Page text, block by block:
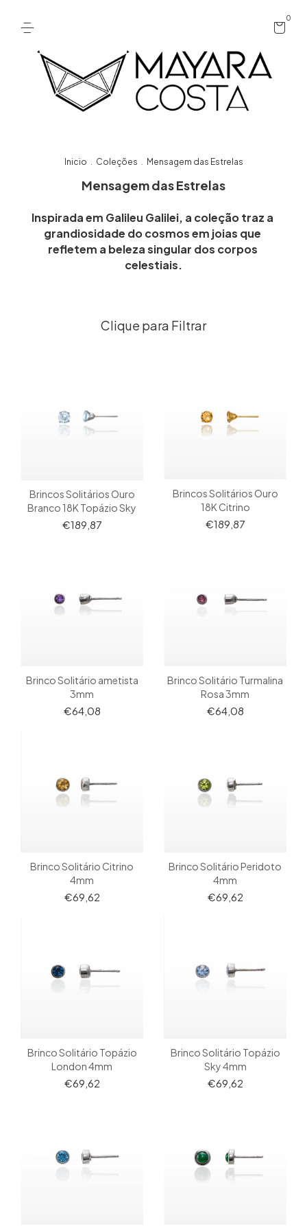
0
Inicio Coleções Mensagem das Estrelas
Mensagem das Estrelas
Filtrar
Brincos Solitários Ouro
Branco 18K Topázio Sky
€189,87
Brincos Solitários Ouro
18K Citrino
€189,87
Brinco Solitário ametista
3mm
€64,08
Brinco Solitário Turmalina
Rosa 3mm
€64,08
Brinco Solitário Citrino
4mm
€69,62
Brinco Solitário Peridoto
4mm
€69,62
Brinco Solitário Topázio
London 4mm
€69,62
Brinco Solitário Topázio
Sky 4mm
€69,62